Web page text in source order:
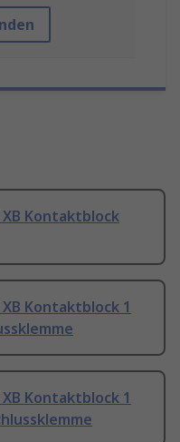
Kontaktblock
Kontaktblock 1
Kontaktblock 1